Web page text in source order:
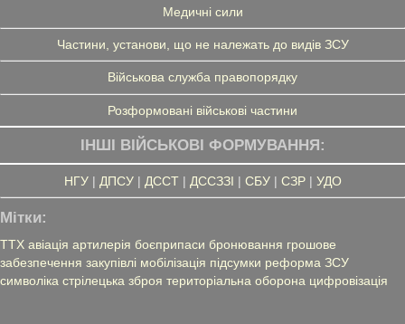
Медичні сили
Частини, установи, що не належать до видів ЗСУ
Військова служба правопорядку
Розформовані військові частини
ІНШІ ВІЙСЬКОВІ ФОРМУВАННЯ:
НГУ| ДПСУ| ДССТ| ДССЗЗІ | СБУ| СЗР| УДО
Мітки:
ТТХ авіація артилерія боєприпаси бронювання грошове
забезпечення закупівлі мобілізація підсумки реформа ЗСУ
символіка стрілецька зброя територіальна оборона цифровізація